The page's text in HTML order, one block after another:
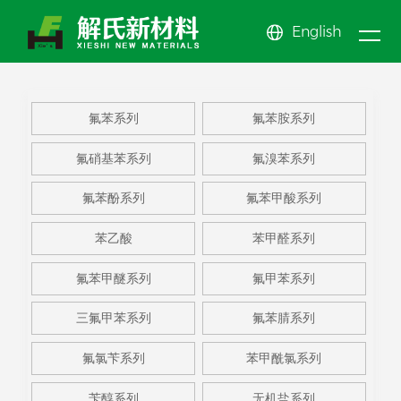
English
我们
About us
公司文化
EHS体系
公司简介
企业展示
资质荣誉
产品
中心
Product center
氟苯甲
醚系列
氟甲苯
系列
三氟甲
苯系列
更多系
列
氟苯酚
系列
氟苯甲
酸系列
苯乙酸
氟苯系
列
氟苯胺
系列
氟硝基
新闻
中心
News center
公司新闻
行业动态
氟苯系列 氟苯胺系列
氟硝基苯系列 氟溴苯系列
氟苯酚系列 氟苯甲酸系列
苯乙酸 苯甲醛系列
氟苯甲醚系列 氟甲苯系列
三氟甲苯系列 氟苯腈系列
氟氯苄系列 苯甲酰氯系列